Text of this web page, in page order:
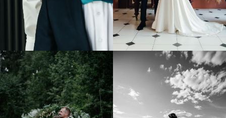
ТЕЛЕФОН
+7 925 370 18 44
ПОЧТА
Kultura.wedding@yandex.ru
Свадьба под ключ
Недорогие свадьбы
Камерная свадьба
УСЛУГИ
Оформление свадьбы
Выездная регистрация
Свадебный организатор
Фотосъемка
Банкет на свадьбу
О НАС
О нас
Цены на услуги